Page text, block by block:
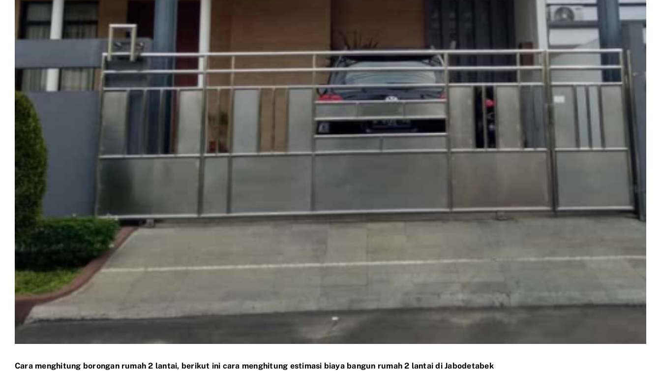
Cara menghitung borongan rumah 2 lantai, berikut ini cara menghitung estimasi biaya bangun rumah 2 lantai di Jabodetabek